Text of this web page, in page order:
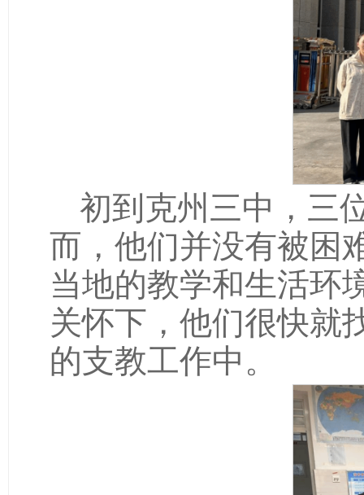
初到克州三中，三
而，他们并没有被困
当地的教学和生活环
关怀下，他们很快就
的支教工作中。